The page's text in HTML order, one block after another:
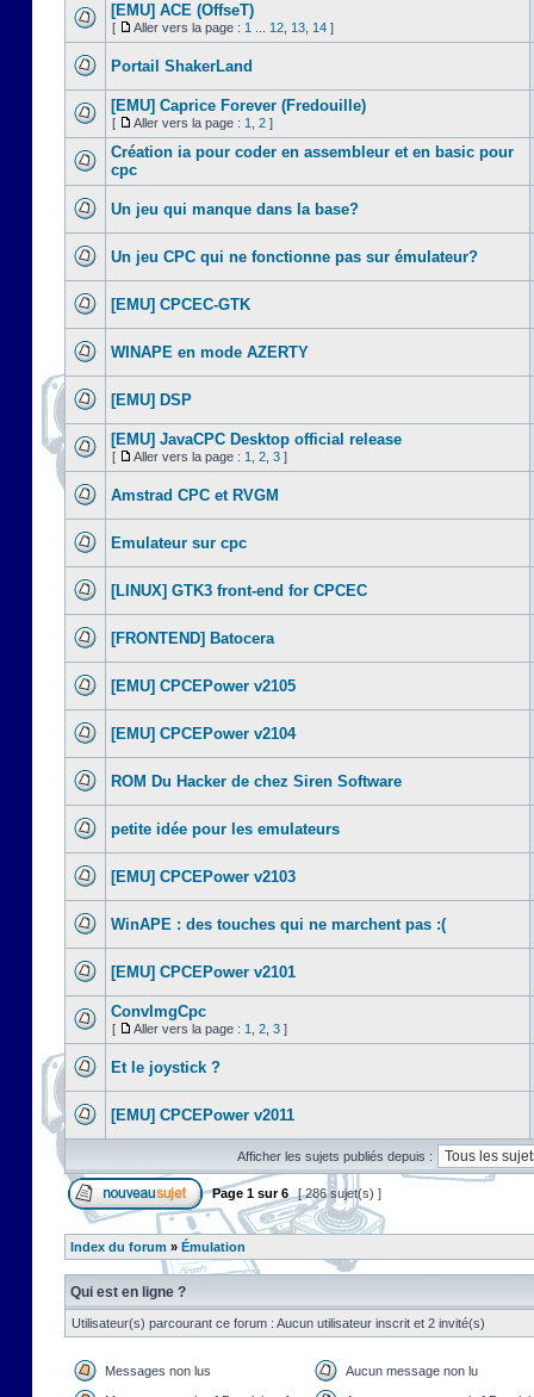
[EMU] ACE (OffseT)
[ Aller vers la page : 1 12 13 14 ]
Portail ShakerLand
[EMU] Caprice Forever (Fredouille)
[ Aller vers la page : 1 2 ]
Création ia pour coder en assembleur et en basic pour
cpc
Un jeu qui manque dans la base?
Un jeu CPC qui ne fonctionne pas sur émulateur?
[EMU] CPCEC-GTK
WINAPE en mode AZERTY
[EMU] DSP
[EMU] JavaCPC Desktop official release
[ Aller vers la page : 1 2 3 ]
Amstrad CPC et RVGM
Emulateur sur cpc
[LINUX] GTK3 front-end for CPCEC
[FRONTEND] Batocera
[EMU] CPCEPower v2105
[EMU] CPCEPower v2104
ROM Du Hacker de chez Siren Software
petite idée pour les emulateurs
[EMU] CPCEPower v2103
WinAPE : des touches qui ne marchent pas :(
[EMU] CPCEPower v2101
ConvImgCpc
[ Aller vers la page : 1 2 3 ]
Et le joystick ?
[EMU] CPCEPower v2011
Afficher les sujets publiés depuis :
Page 1 sur6 [ 286 sujet(s) ]
Index du forum » Émulation
Qui est en ligne ?
Utilisateur(s) parcourant ce forum : Aucun utilisateur inscrit et 2 invité(s)
Messages non lus Aucun message non lu